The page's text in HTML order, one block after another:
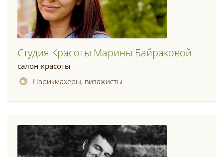
Студия Красоты Марины Байраковой
салон красоты
Парикмахеры, визажисты